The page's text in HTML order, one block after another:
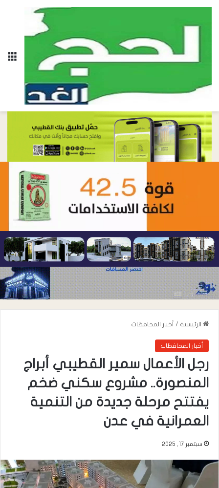
الرئيسية / أخبار المحافظات
أخبار المحافظات
رجل الأعمال سمير القطيبي أبراج
المنصورة.. مشروع سكني ضخم
يفتتح مرحلة جديدة من التنمية
العمرانية في عدن
سبتمبر 17, 2025